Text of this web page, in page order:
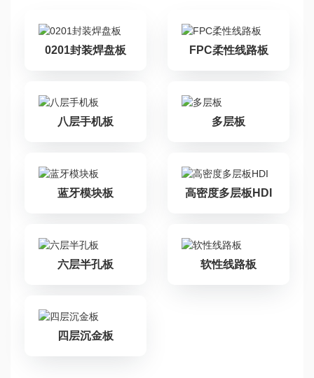
0201封装焊盘板 FPC柔性线路板
八层手机板 多层板
蓝牙模块板 高密度多层板HDI
六层半孔板 软性线路板
四层沉金板